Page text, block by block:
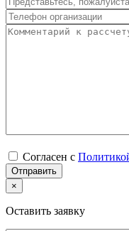
Согласен с
×
Оставить заявку